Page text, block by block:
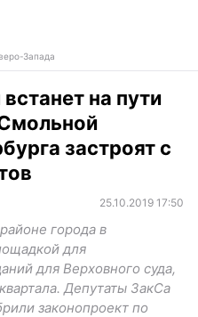
Запада
на пути
застроят с
25.10.2019 17:50
города в
для
для Верховного суда,
Депутаты ЗакСа
законопроект по